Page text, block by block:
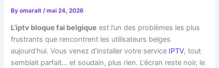
Byomarait /mai 24, 2026
L’iptv bloque fai belgique est l’un des problèmes les plus
frustrants que rencontrent les utilisateurs belges
aujourd’hui. Vous venez d’installer votre service IPTV, tout
semblait parfait… et soudain, plus rien. L’écran reste noir, le